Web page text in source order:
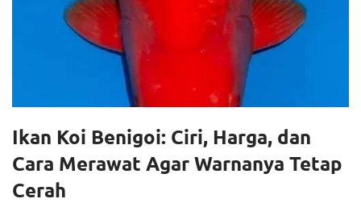
Ikan Koi Benigoi: Ciri, Harga, dan
Cara Merawat Agar Warnanya Tetap
Cerah